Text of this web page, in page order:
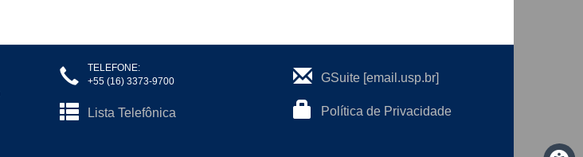
TELEFONE:
+55 (16) 3373-9700
Lista Telefônica
GSuite [email.usp.br]
Política de Privacidade